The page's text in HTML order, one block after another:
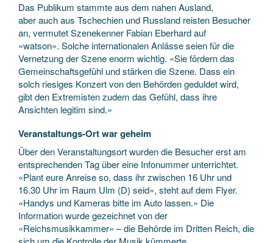
Das Publikum stammte aus dem nahen Ausland,
aber auch aus Tschechien und Russland reisten Besucher
an, vermutet Szenekenner Fabian Eberhard auf
«watson». Solche internationalen Anlässe seien für die
Vernetzung der Szene enorm wichtig. «Sie fördern das
Gemeinschaftsgefühl und stärken die Szene. Dass ein
solch riesiges Konzert von den Behörden geduldet wird,
gibt den Extremisten zudem das Gefühl, dass ihre
Ansichten legitim sind.»
Veranstaltungs-Ort war geheim
Über den Veranstaltungsort wurden die Besucher erst am
entsprechenden Tag über eine Infonummer unterrichtet.
«Plant eure Anreise so, dass ihr zwischen 16 Uhr und
16.30 Uhr im Raum Ulm (D) seid», steht auf dem Flyer.
«Handys und Kameras bitte im Auto lassen.» Die
Information wurde gezeichnet von der
«Reichsmusikkammer» – die Behörde im Dritten Reich, die